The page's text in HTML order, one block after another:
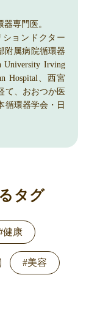
専門医。
ョンドクター
附属病院循環器
Irving
Hospital、西宮
て、おおつか医
循環器学会・日
タグ
健康
#美容